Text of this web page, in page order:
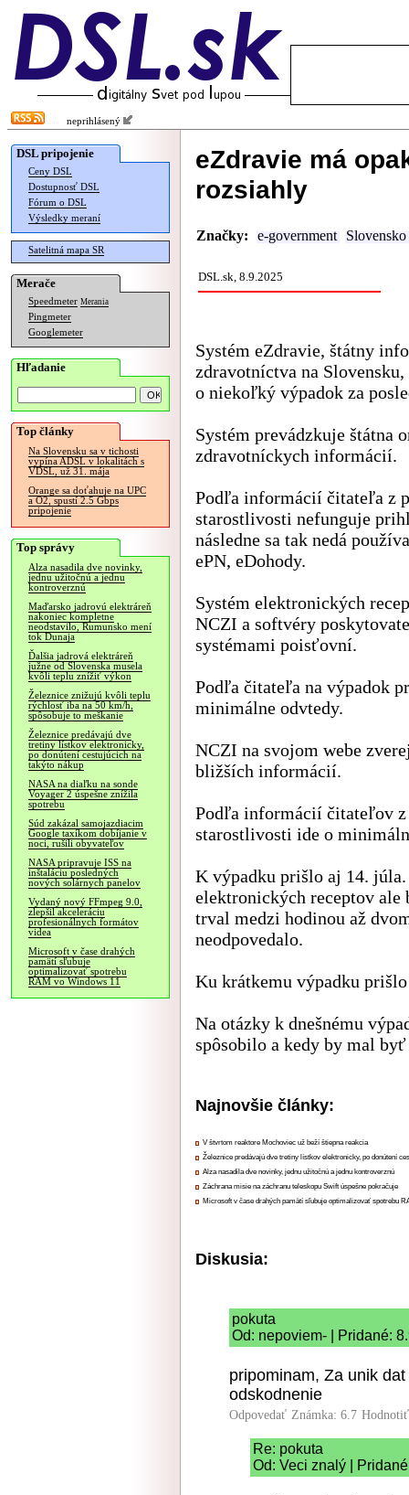
neprihlásený
DSL pripojenie
Ceny DSL
Dostupnosť DSL
Fórum o DSL
Výsledky meraní
Satelitná mapa SR
Merače
Speedmeter Merania
Pingmeter
Googlemeter
Hľadanie
Top články
Na Slovensku sa v tichosti
vypína ADSL v lokalitách s
VDSL, už 31. mája
Orange sa doťahuje na UPC
a O2, spustí 2.5 Gbps
pripojenie
Top správy
Alza nasadila dve novinky,
jednu užitočnú a jednu
kontroverznú
Maďarsko jadrovú elektráreň
nakoniec kompletne
neodstavilo, Rumunsko mení
tok Dunaja
Ďalšia jadrová elektráreň
južne od Slovenska musela
kvôli teplu znížiť výkon
Železnice znižujú kvôli teplu
rýchlosť iba na 50 km/h,
spôsobuje to meškanie
Železnice predávajú dve
tretiny lístkov elektronicky,
po donútení cestujúcich na
takýto nákup
NASA na diaľku na sonde
Voyager 2 úspešne znížila
spotrebu
Súd zakázal samojazdiacim
Google taxíkom dobíjanie v
noci, rušili obyvateľov
NASA pripravuje ISS na
inštaláciu posledných
nových solárnych panelov
Vydaný nový FFmpeg 9.0,
zlepšil akceleráciu
profesionálnych formátov
videa
Microsoft v čase drahých
pamätí sľubuje
optimalizovať spotrebu
RAM vo Windows 11
eZdravie má
rozsiahly
Značky: e-government Slovensko
DSL.sk, 8.9.2025
Systém eZdravie, štátny
zdravotníctva na
o niekoľký výpadok za
Systém prevádzkuje štátna
zdravotníckych informácií.
Podľa informácií čitateľa z
starostlivosti nefunguje
následne sa tak nedá
ePN, eDohody.
Systém elektronických
NCZI a softvéry
systémami poisťovní.
Podľa čitateľa na výpadok
minimálne odvtedy.
NCZI na svojom webe
bližších informácií.
Podľa informácií čitateľov
starostlivosti ide o
K výpadku prišlo aj 14.
elektronických receptov
trval medzi hodinou až
neodpovedalo.
Ku krátkemu výpadku
Na otázky k dnešnému
spôsobilo a kedy by mal
Najnovšie články:
V štvrtom reaktore Mochoviec už beží štiepna reakcia
Železnice predávajú dve tretiny lístkov elektronicky, po donútení
Alza nasadila dve novinky, jednu užitočnú a jednu kontroverznú
Záchrana misie na záchranu teleskopu Swift úspešne pokračuje
Microsoft v čase drahých pamätí sľubuje optimalizovať spotrebu
Diskusia:
pokuta
Od: nepoviem- | Pridané:
pripominam, Za unik
odskodnenie
Odpovedať Známka: 6.7
Re: pokuta
Od: Veci znalý |